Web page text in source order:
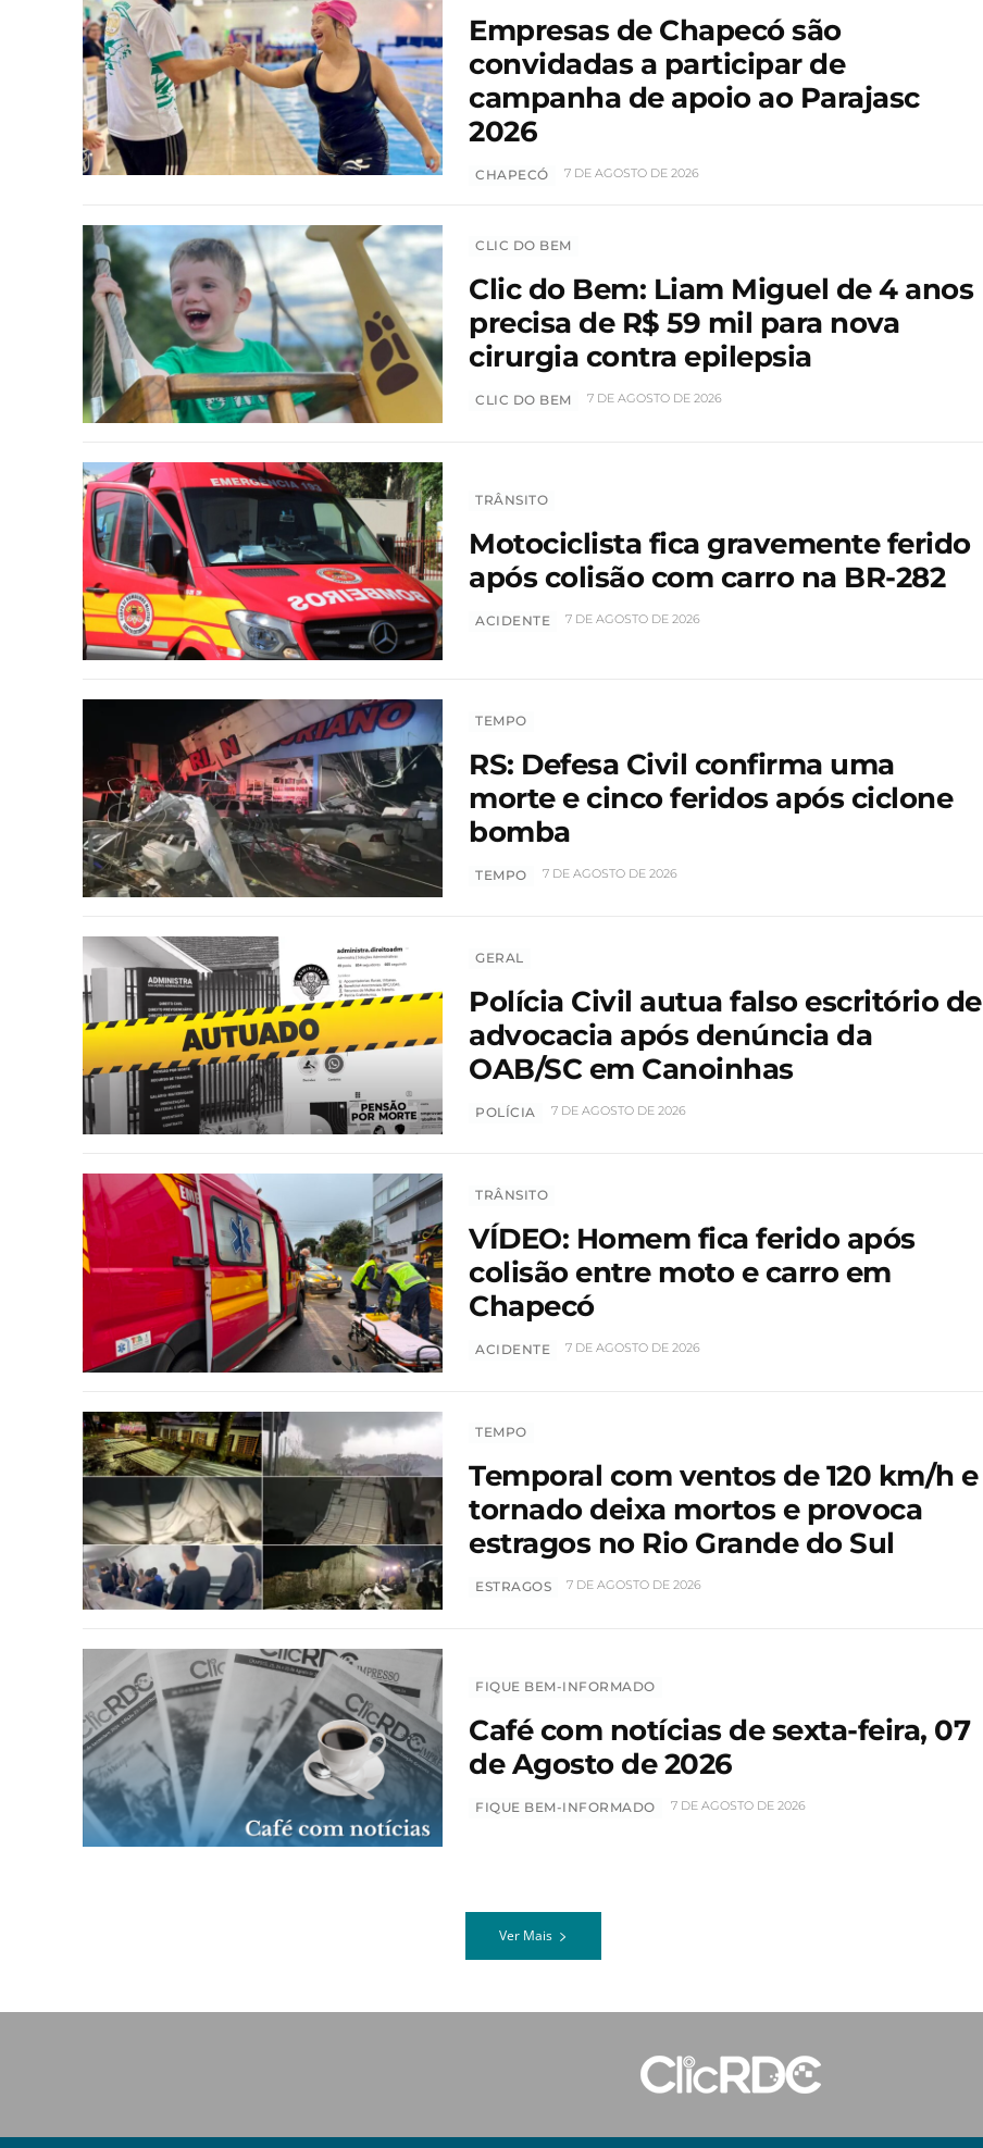
Empresas de Chapecó são
convidadas a participar de
campanha de apoio ao Parajasc
2026
CHAPECÓ 7 DE AGOSTO DE 2026
CLIC DO BEM
Clic do Bem: Liam Miguel de 4 anos
precisa de R$ 59 mil para nova
cirurgia contra epilepsia
CLIC DO BEM 7 DE AGOSTO DE 2026
TRÂNSITO
Motociclista fica gravemente ferido
após colisão com carro na BR-282
ACIDENTE 7 DE AGOSTO DE 2026
TEMPO
RS: Defesa Civil confirma uma
morte e cinco feridos após ciclone
bomba
TEMPO 7 DE AGOSTO DE 2026
GERAL
Polícia Civil autua falso escritório de
advocacia após denúncia da
OAB/SC em Canoinhas
POLÍCIA 7 DE AGOSTO DE 2026
TRÂNSITO
VÍDEO: Homem fica ferido após
colisão entre moto e carro em
Chapecó
ACIDENTE 7 DE AGOSTO DE 2026
TEMPO
Temporal com ventos de 120 km/h e
tornado deixa mortos e provoca
estragos no Rio Grande do Sul
ESTRAGOS 7 DE AGOSTO DE 2026
FIQUE BEM-INFORMADO
Café com notícias de sexta-feira, 07
de Agosto de 2026
FIQUE BEM-INFORMADO 7 DE AGOSTO DE 2026
Ver Mais